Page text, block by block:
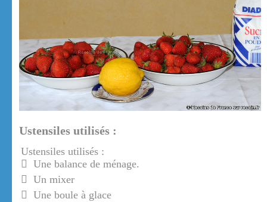
Ustensiles utilisés :
Ustensiles utilisés :
Une balance de ménage.
Un mixer
Une boule à glace